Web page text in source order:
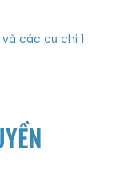
các cụ chi 1